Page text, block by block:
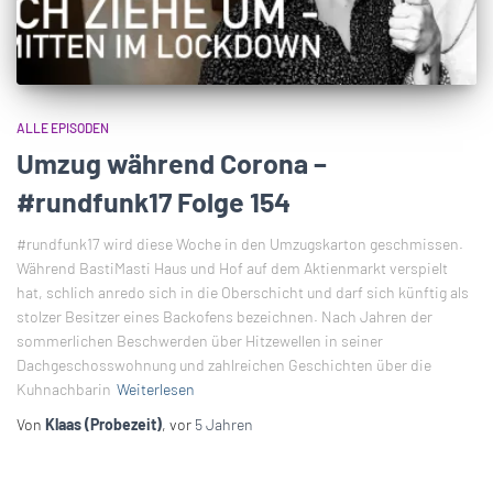
ALLE EPISODEN
Umzug während Corona –
#rundfunk17 Folge 154
#rundfunk17 wird diese Woche in den Umzugskarton geschmissen.
Während BastiMasti Haus und Hof auf dem Aktienmarkt verspielt
hat, schlich anredo sich in die Oberschicht und darf sich künftig als
stolzer Besitzer eines Backofens bezeichnen. Nach Jahren der
sommerlichen Beschwerden über Hitzewellen in seiner
Dachgeschosswohnung und zahlreichen Geschichten über die
Kuhnachbarin Weiterlesen
Von Klaas (Probezeit), vor 5 Jahren